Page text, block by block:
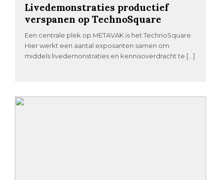
Livedemonstraties productief
verspanen op TechnoSquare
Een centrale plek op METAVAK is het TechnoSquare.
Hier werkt een aantal exposanten samen om
middels livedemonstraties en kennisoverdracht te […]